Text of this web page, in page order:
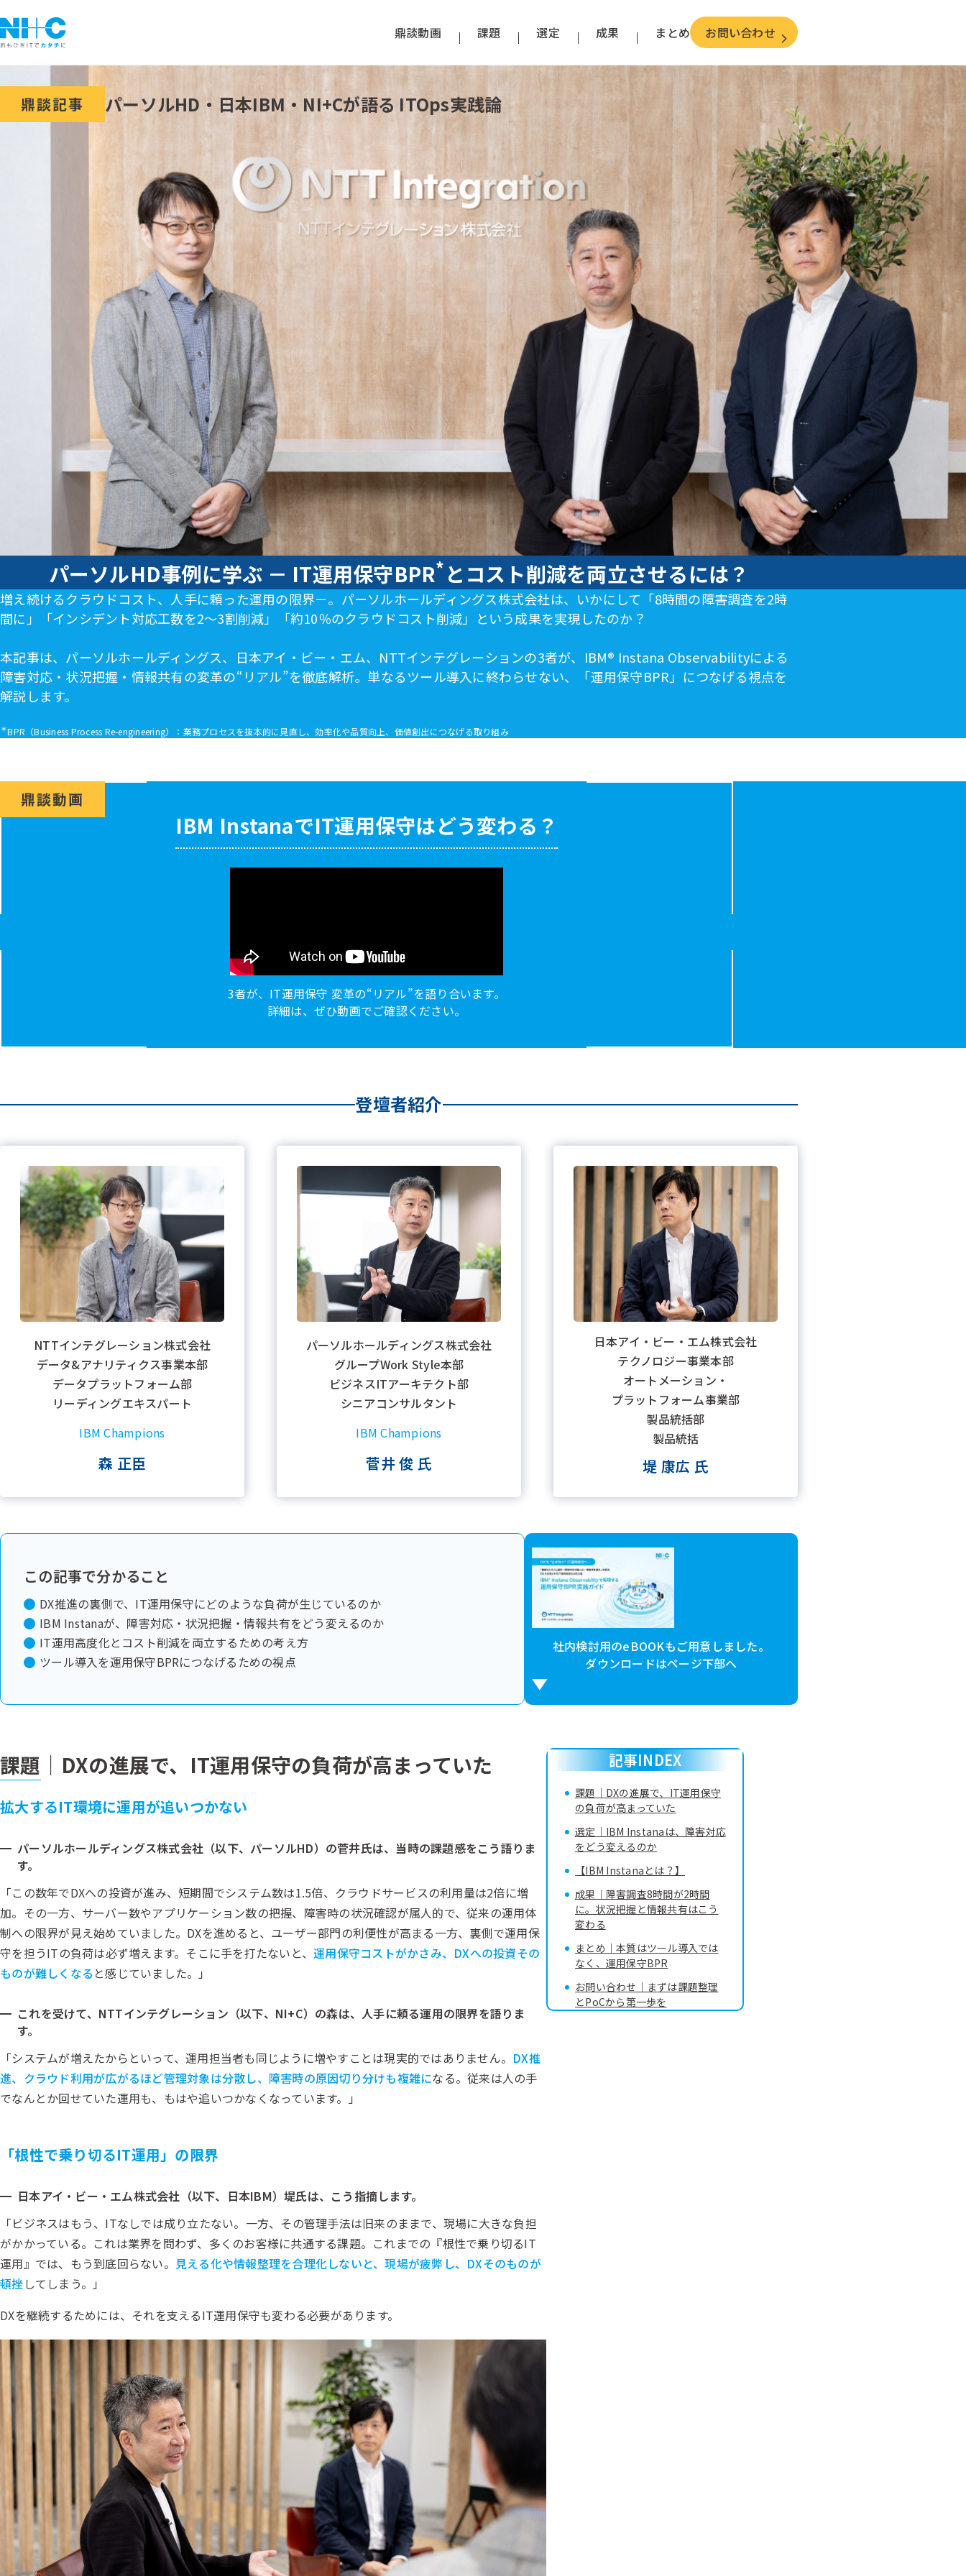
鼎談動画 課題 選定 成果 まとめ お問い合わせ
鼎談記事 パーソルHD・日本IBM・NI+Cが語る ITOps実践論
パーソルHD事例に学ぶ － IT運用保守BPR* とコスト削減を両立させるには？
増え続けるクラウドコスト、人手に頼った運用の限界－。パーソルホールディングス株式会社は、いかにして「8時間の障害調査を2時
間に」「インシデント対応工数を2〜3割削減」「約10％のクラウドコスト削減」という成果を実現したのか？
本記事は、パーソルホールディングス、日本アイ・ビー・エム、NTTインテグレーションの3者が、IBM® Instana Observabilityによる
障害対応・状況把握・情報共有の変革の“リアル”を徹底解析。単なるツール導入に終わらせない、「運用保守BPR」につなげる視点を
解説します。
＊BPR（Business Process Re-engineering）：業務プロセスを抜本的に見直し、効率化や品質向上、価値創出につなげる取り組み
鼎談動画
IBM InstanaでIT運用保守はどう変わる？
3者が、IT運用保守 変革の“リアル”を語り合います。
詳細は、ぜひ動画でご確認ください。
登壇者紹介
NTTインテグレーション株式会社
データ&アナリティクス事業本部
データプラットフォーム部
リーディングエキスパート
IBM Champions
森 正臣
パーソルホールディングス株式会社
グループWork Style本部
ビジネスITアーキテクト部
シニアコンサルタント
IBM Champions
菅井 俊 氏
日本アイ・ビー・エム株式会社
テクノロジー事業本部
オートメーション・
プラットフォーム事業部
製品統括部
製品統括
堤 康広 氏
この記事で分かること
DX推進の裏側で、IT運用保守にどのような負荷が生じているのか
IBM Instanaが、障害対応・状況把握・情報共有をどう変えるのか
IT運用高度化とコスト削減を両立するための考え方
ツール導入を運用保守BPRにつなげるための視点
社内検討用のeBOOKもご用意しました。
ダウンロードはページ下部へ
課題 ｜DXの進展で、IT運用保守の負荷が高まっていた
拡大するIT環境に運用が追いつかない
パーソルホールディングス株式会社（以下、パーソルHD）の菅井氏は、当時の課題感をこう語りま
す。
「この数年でDXへの投資が進み、短期間でシステム数は1.5倍、クラウドサービスの利用量は2倍に増
加。その一方、サーバー数やアプリケーション数の把握、障害時の状況確認が属人的で、従来の運用体
制への限界が見え始めていました。DXを進めると、ユーザー部門の利便性が高まる一方、裏側で運用保
守を担うITの負荷は必ず増えます。そこに手を打たないと、 運用保守コストがかさみ、DXへの投資その
ものが難しくなる と感じていました。」
これを受けて、NTTインテグレーション（以下、NI+C）の森は、人手に頼る運用の限界を語りま
す。
「システムが増えたからといって、運用担当者も同じように増やすことは現実的ではありません。 DX推
進、クラウド利用が広がるほど管理対象は分散し、障害時の原因切り分けも複雑になる。従来は人の手
でなんとか回せていた運用も、もはや追いつかなくなっています。」
「根性で乗り切るIT運用」の限界
日本アイ・ビー・エム株式会社（以下、日本IBM）堤氏は、こう指摘します。
「ビジネスはもう、ITなしでは成り立たない。一方、その管理手法は旧来のままで、現場に大きな負担
がかかっている。これは業界を問わず、多くのお客様に共通する課題。これまでの『根性で乗り切るIT
運用』では、もう到底回らない。 見える化や情報整理を合理化しないと、現場が疲弊し、DXそのものが
頓挫してしまう。」
DXを継続するためには、それを支えるIT運用保守も変わる必要があります。
記事INDEX
課題｜DXの進展で、IT運用保守
の負荷が高まっていた
選定｜IBM Instanaは、障害対応
をどう変えるのか
【IBM Instanaとは？】
成果｜障害調査8時間が2時間
に。状況把握と情報共有はこう
変わる
まとめ｜本質はツール導入では
なく、運用保守BPR
お問い合わせ｜まずは課題整理
とPoCから第一歩を